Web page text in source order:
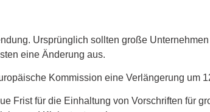
Ursprünglich sollten große
eine Änderung aus.
Kommission eine Verlängerung um
Frist für die Einhaltung von Vorschriften für